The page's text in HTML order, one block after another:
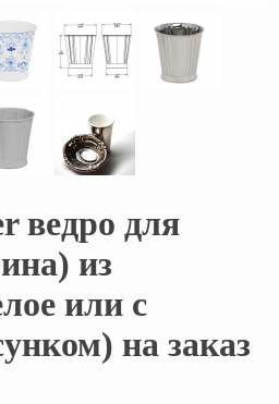
ведро для
из
или с
на заказ